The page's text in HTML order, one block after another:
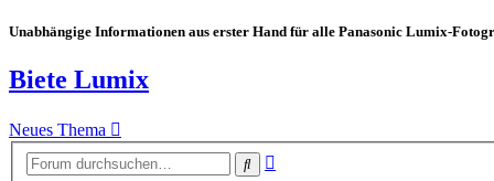
Unabhängige Informationen aus erster Hand für alle Panasonic Lumix-
Biete Lumix
Neues Thema
Suche